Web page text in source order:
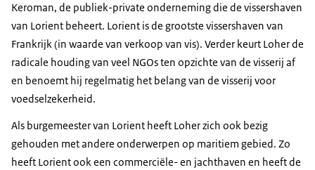
Keroman, de publiek-private onderneming die de vissershaven
van Lorient beheert. Lorient is de grootste vissershaven van
Frankrijk (in waarde van verkoop van vis). Verder keurt Loher de
radicale houding van veel NGOs ten opzichte van de visserij af
en benoemt hij regelmatig het belang van de visserij voor
voedselzekerheid.
Als burgemeester van Lorient heeft Loher zich ook bezig
gehouden met andere onderwerpen op maritiem gebied. Zo
heeft Lorient ook een commerciële- en jachthaven en heeft de